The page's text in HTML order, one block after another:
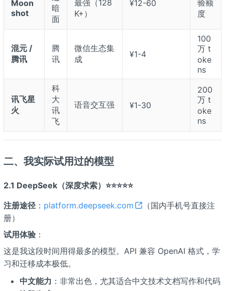
Moon
shot
暗
面
最强（128
K+）
¥12-60
验额
度
混元 /
腾讯
腾
讯
微信生态集
成
¥1-4
100
万 t
oke
ns
讯飞星
火
科
大
讯
飞
语音交互强 ¥1-30
200
万 t
oke
ns
二、我实际试用过的模型
2.1 DeepSeek（深度求索）⭐⭐⭐⭐⭐
注册途径： platform.deepseek.com
（国内手机号直接注
册）
试用体验：
这是我这段时间用得最多的模型。API 兼容 OpenAI 格式，学
习和迁移成本极低。
中文能力 ：非常出色，尤其适合中文技术文档写作和代码